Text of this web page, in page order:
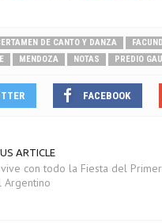
DE CANTO Y DANZA
MENDOZA NOTAS PREDIO
FACEBOOK
ARTICLE
vive con todo la Fiesta del Primer
Argentino